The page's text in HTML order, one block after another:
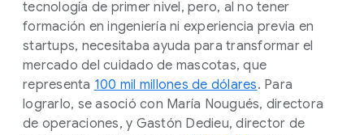
tecnología de primer nivel, pero, al no tener
formación en ingeniería ni experiencia previa en
startups, necesitaba ayuda para transformar el
mercado del cuidado de mascotas, que
representa 100 mil millones de dólares. Para
lograrlo, se asoció con María Nougués, directora
de operaciones, y Gastón Dedieu, director de